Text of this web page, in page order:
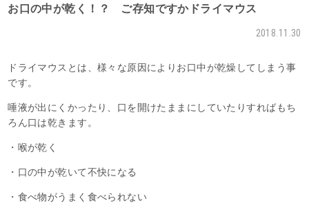
お口の中が乾く！？ ご存知ですかドライマウス
2018.11.30
ドライマウスとは、様々な原因によりお口中が乾燥してしまう事
です。
唾液が出にくかったり、口を開けたままにしていたりすればもち
ろん口は乾きます。
・喉が乾く
・口の中が乾いて不快になる
・食べ物がうまく食べられない